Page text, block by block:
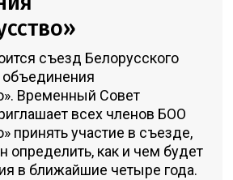
съезд Белорусского
Временный Совет
всех членов БОО
принять участие в съезде,
определить, как и чем будет
в ближайшие четыре года.